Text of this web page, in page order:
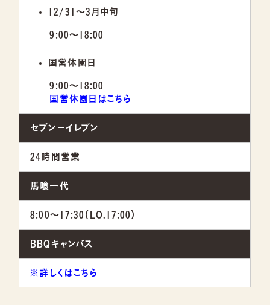
12/31～3月中旬
9:00～18:00
国営休園日
9:00～18:00
国営休園日はこちら
セブン－イレブン
24時間営業
馬喰一代
8:00～17:30（LO.17:00）
BBQキャンバス
※詳しくはこちら